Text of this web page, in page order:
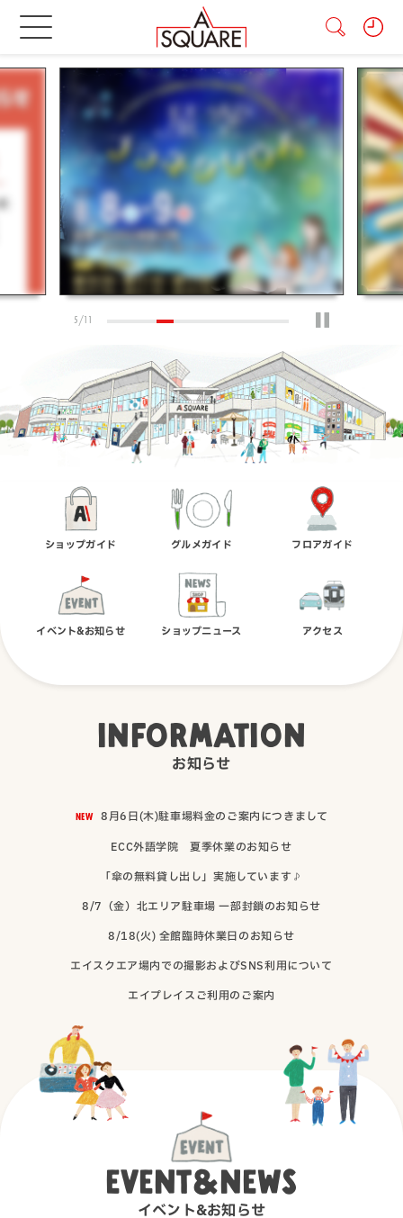
5/11
ショップガイド グルメガイド フロアガイド
イベント&お知らせ ショップニュース アクセス
INFORMATION
お知らせ
NEW 8月6日(木)駐車場料金のご案内につきまして
ECC外語学院 夏季休業のお知らせ（別ウィンドウで開
「傘の無料貸し出し」実施しています♪
8/7（金）北エリア駐車場 一部封鎖のお知らせ（別ウィンドウ
8/18(火) 全館臨時休業日のお知らせ
エイスクエア場内での撮影およびSNS利用について
エイプレイスご利用のご案内
EVENT&NEWS
イベント&お知らせ